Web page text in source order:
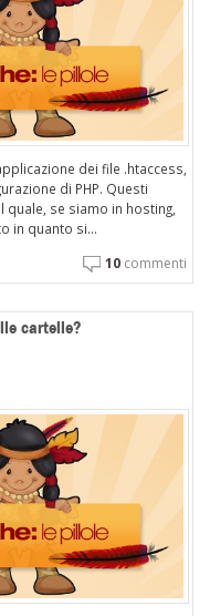
dei file .htaccess,
di PHP. Questi
se siamo in hosting,
in quanto si...
10 commenti
cartelle?